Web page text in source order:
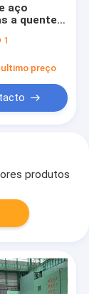
aço
a quente,
1
preço
produtos